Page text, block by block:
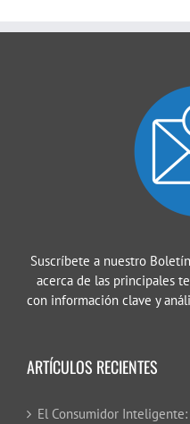
Suscríbete a nuestro
acerca de las principales
con información clave y
ARTÍCULOS RECIENTES
El Consumidor